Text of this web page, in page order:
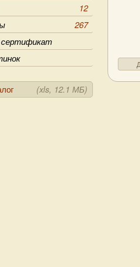
12
267
(xls, 12.1 МБ)